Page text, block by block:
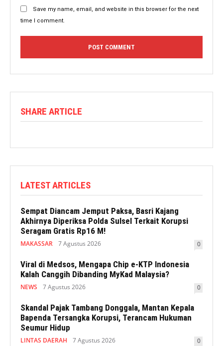
Save my name, email, and website in this browser for the next
time I comment.
SHARE ARTICLE
LATEST ARTICLES
Sempat Diancam Jemput Paksa, Basri Kajang
Akhirnya Diperiksa Polda Sulsel Terkait Korupsi
Seragam Gratis Rp16 M!
MAKASSAR 7 Agustus 2026 0
Viral di Medsos, Mengapa Chip e-KTP Indonesia
Kalah Canggih Dibanding MyKad Malaysia?
NEWS 7 Agustus 2026 0
Skandal Pajak Tambang Donggala, Mantan Kepala
Bapenda Tersangka Korupsi, Terancam Hukuman
Seumur Hidup
LINTAS DAERAH 7 Agustus 2026 0